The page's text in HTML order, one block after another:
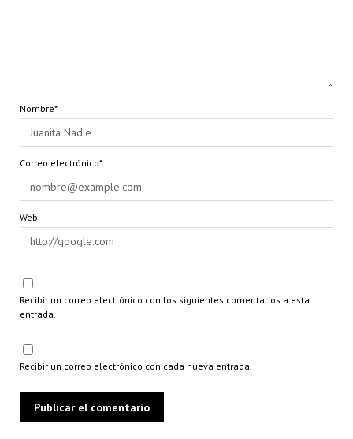
Nombre*
Correo electrónico*
Web
Recibir un correo electrónico con los siguientes comentarios a esta
entrada.
Recibir un correo electrónico con cada nueva entrada.